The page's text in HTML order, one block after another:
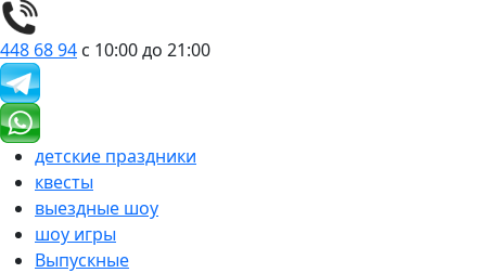
448 68 94 с 10:00 до 21:00
детские праздники
квесты
выездные шоу
шоу игры
Выпускные